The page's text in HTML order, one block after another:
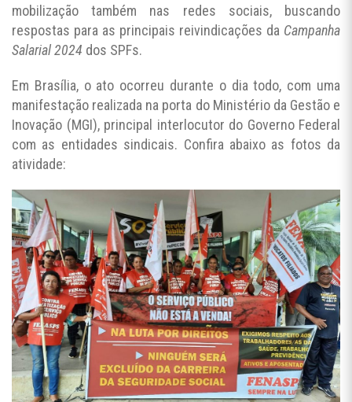
mobilização também nas redes sociais, buscando
respostas para as principais reivindicações da Campanha
Salarial 2024 dos SPFs.
Em Brasília, o ato ocorreu durante o dia todo, com uma
manifestação realizada na porta do Ministério da Gestão e
Inovação (MGI), principal interlocutor do Governo Federal
com as entidades sindicais. Confira abaixo as fotos da
atividade: